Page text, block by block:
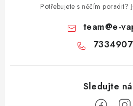
Potřebujete s něčím poradit?
team@e-